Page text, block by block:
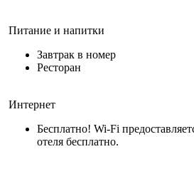
Питание и напитки
Завтрак в номер
Ресторан
Интернет
Бесплатно! Wi-Fi
отеля бесплатно.